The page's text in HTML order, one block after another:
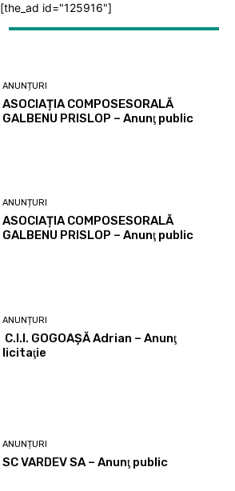
[the_ad id="125916"]
ANUNȚURI
ASOCIAȚIA COMPOSESORALĂ
GALBENU PRISLOP – Anunţ public
ANUNȚURI
ASOCIAȚIA COMPOSESORALĂ
GALBENU PRISLOP – Anunţ public
ANUNȚURI
C.I.I. GOGOAŞĂ Adrian – Anunţ
licitaţie
ANUNȚURI
SC VARDEV SA – Anunţ public